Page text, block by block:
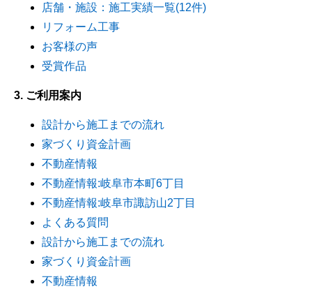
店舗・施設：施工実績一覧(12件)
リフォーム工事
お客様の声
受賞作品
3. ご利用案内
設計から施工までの流れ
家づくり資金計画
不動産情報
不動産情報:岐阜市本町6丁目
不動産情報:岐阜市諏訪山2丁目
よくある質問
設計から施工までの流れ
家づくり資金計画
不動産情報